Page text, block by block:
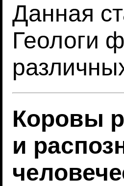
Данная
Геологи
Коровы
и